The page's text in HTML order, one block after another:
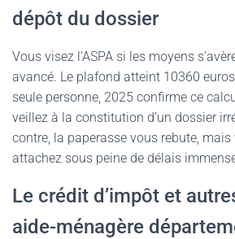
dépôt du dossier
Vous visez l’ASPA si les moyens
avancé. Le plafond atteint 10360
seule personne, 2025 confirme ce
veillez à la constitution d’un dossier
contre, la paperasse vous rebute,
attachez sous peine de délais
Le crédit d’impôt et
aide-ménagère